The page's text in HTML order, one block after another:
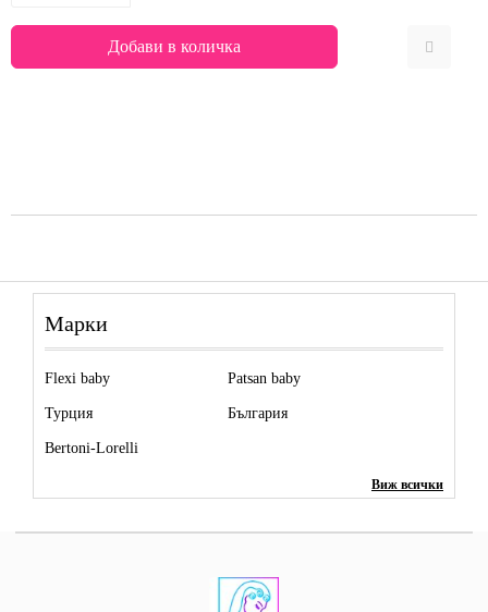
Марки
Flexi baby Patsan baby
Турция България
Bertoni-Lorelli
Виж всички